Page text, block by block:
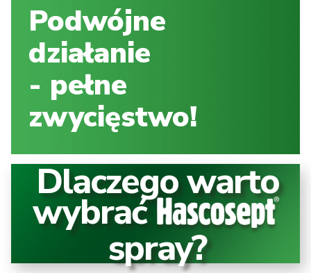
Podwójne
działanie
- pełne
zwycięstwo!
Dlaczego warto
wybrać
spray?